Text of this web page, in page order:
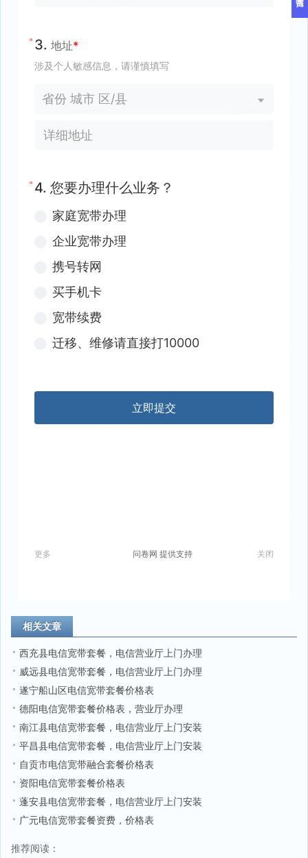
相关文章
西充县电信宽带套餐，电信营业厅上门办理
威远县电信宽带套餐，电信营业厅上门办理
遂宁船山区电信宽带套餐价格表
德阳电信宽带套餐价格表，营业厅办理
南江县电信宽带套餐，电信营业厅上门安装
平昌县电信宽带套餐，电信营业厅上门安装
自贡市电信宽带融合套餐价格表
资阳电信宽带套餐价格表
蓬安县电信宽带套餐，电信营业厅上门安装
广元电信宽带套餐资费，价格表
推荐阅读：